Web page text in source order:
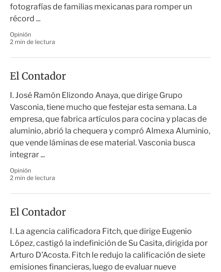
fotografías de familias mexicanas para romper un
récord ...
Opinión
2 min de lectura
El Contador
I. José Ramón Elizondo Anaya, que dirige Grupo
Vasconia, tiene mucho que festejar esta semana. La
empresa, que fabrica artículos para cocina y placas de
aluminio, abrió la chequera y compró Almexa Aluminio,
que vende láminas de ese material. Vasconia busca
integrar ...
Opinión
2 min de lectura
El Contador
I. La agencia calificadora Fitch, que dirige Eugenio
López, castigó la indefinición de Su Casita, dirigida por
Arturo D’Acosta. Fitch le redujo la calificación de siete
emisiones financieras, luego de evaluar nueve